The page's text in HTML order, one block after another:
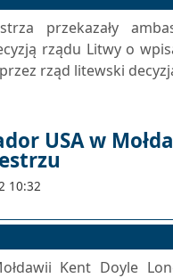
przekazały
rządu Litwy o
rząd litewski
USA w
10:32
Kent Doyle